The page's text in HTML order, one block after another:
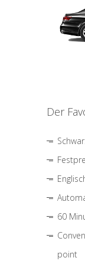
Der
60
point